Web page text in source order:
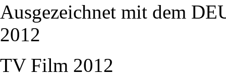
Ausgezeichnet mit dem
2012
TV Film 2012